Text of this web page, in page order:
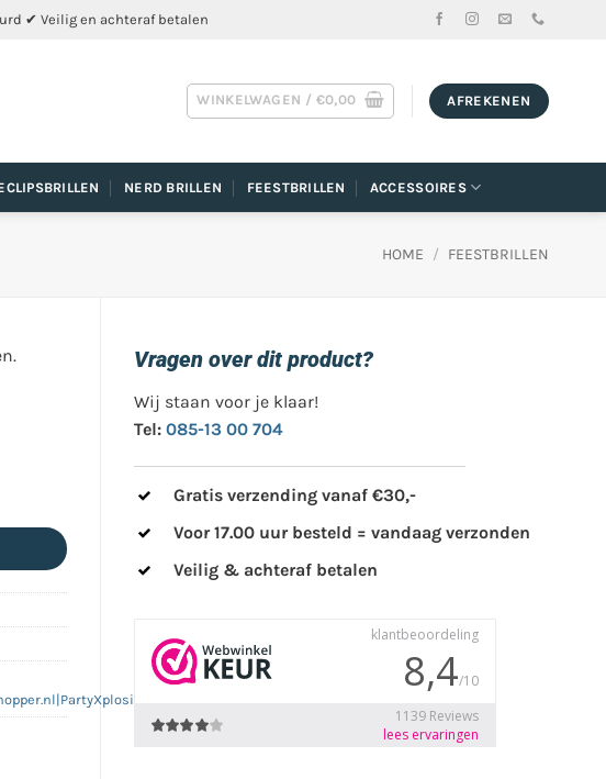
✔ Veilig en achteraf betalen
WINKELWAGEN / €0,00 AFREKENEN
NERD BRILLEN FEESTBRILLEN ACCESSOIRES
HOME / FEESTBRILLEN
Vragen over dit product?
Wij staan voor je klaar!
Tel: 085-13 00 704
Gratis verzending vanaf €30,-
Voor 17.00 uur besteld = vandaag verzonden
Veilig & achteraf betalen